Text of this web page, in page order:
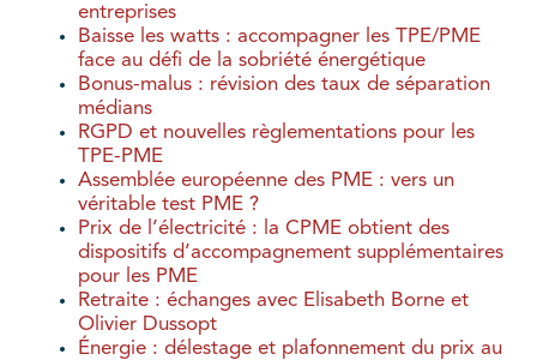
entreprises
Baisse les watts : accompagner les TPE/PME
face au défi de la sobriété énergétique
Bonus-malus : révision des taux de séparation
médians
RGPD et nouvelles règlementations pour les
TPE-PME
Assemblée européenne des PME : vers un
véritable test PME ?
Prix de l’électricité : la CPME obtient des
dispositifs d’accompagnement supplémentaires
pour les PME
Retraite : échanges avec Elisabeth Borne et
Olivier Dussopt
Énergie : délestage et plafonnement du prix au